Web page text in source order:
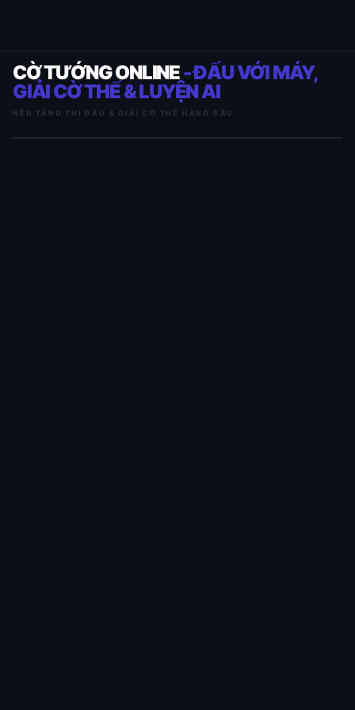
CỜ TƯỚNG ONLINE- ĐẤU VỚI MÁY,
GIẢI CỜ THẾ & LUYỆN AI
NỀN TẢNG THI ĐẤU & GIẢI CỜ THẾ HÀNG ĐẦU